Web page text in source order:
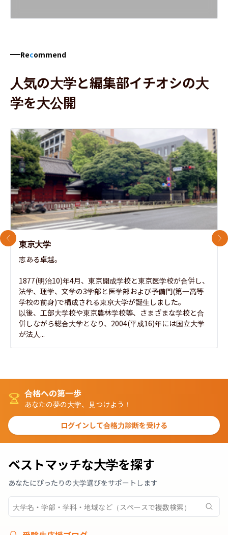
Recommend
人気の大学と編集部イチオシの大
学を大公開
東京大学
志ある卓越。
1877(明治10)年4月、東京開成学校と東京医学校が合併し、
法学、理学、文学の3学部と医学部および予備門(第一高等
学校の前身)で構成される東京大学が誕生しました。
以後、工部大学校や東京農林学校等、さまざまな学校と合
併しながら総合大学となり、2004(平成16)年には国立大学
が法人...
前のスライド 次
合格への第一歩
あなたの夢の大学、見つけよう！
ログインして合格力診断を受ける
ベストマッチな大学を探す
あなたにぴったりの大学選びをサポートします